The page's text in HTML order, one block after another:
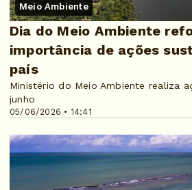
Meio Ambiente
05/06/2026 • 14:41
Dia do Meio Ambiente
importância de ações
país
Ministério do Meio Ambiente realiza
junho